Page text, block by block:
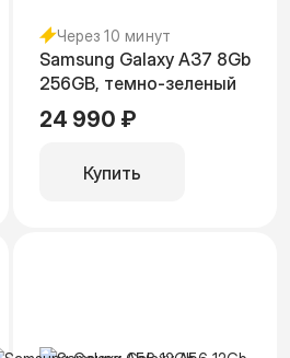
Через 10 минут
Samsung Galaxy A37 8Gb
256GB, темно-зеленый
24 990 ₽
Купить